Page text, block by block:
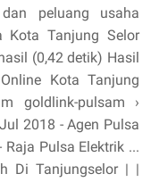
peluang usaha
Kota Tanjung Selor
(0,42 detik) Hasil
Kota Tanjung
goldlink-pulsam ›
2018 - Agen Pulsa
Pulsa Elektrik ...
Di Tanjungselor | |